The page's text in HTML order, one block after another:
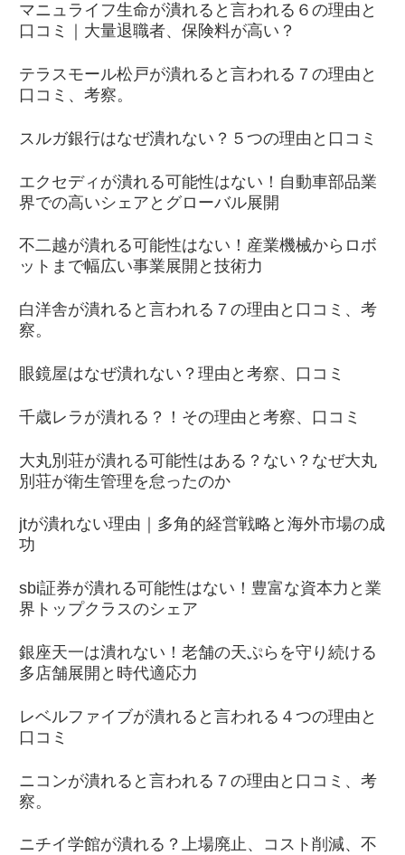
マニュライフ生命が潰れると言われる６の理由と
口コミ｜大量退職者、保険料が高い？
テラスモール松戸が潰れると言われる７の理由と
口コミ、考察。
スルガ銀行はなぜ潰れない？５つの理由と口コミ
エクセディが潰れる可能性はない！自動車部品業
界での高いシェアとグローバル展開
不二越が潰れる可能性はない！産業機械からロボ
ットまで幅広い事業展開と技術力
白洋舎が潰れると言われる７の理由と口コミ、考
察。
眼鏡屋はなぜ潰れない？理由と考察、口コミ
千歳レラが潰れる？！その理由と考察、口コミ
大丸別荘が潰れる可能性はある？ない？なぜ大丸
別荘が衛生管理を怠ったのか
jtが潰れない理由｜多角的経営戦略と海外市場の成
功
sbi証券が潰れる可能性はない！豊富な資本力と業
界トップクラスのシェア
銀座天一は潰れない！老舗の天ぷらを守り続ける
多店舗展開と時代適応力
レベルファイブが潰れると言われる４つの理由と
口コミ
ニコンが潰れると言われる７の理由と口コミ、考
察。
ニチイ学館が潰れる？上場廃止、コスト削減、不